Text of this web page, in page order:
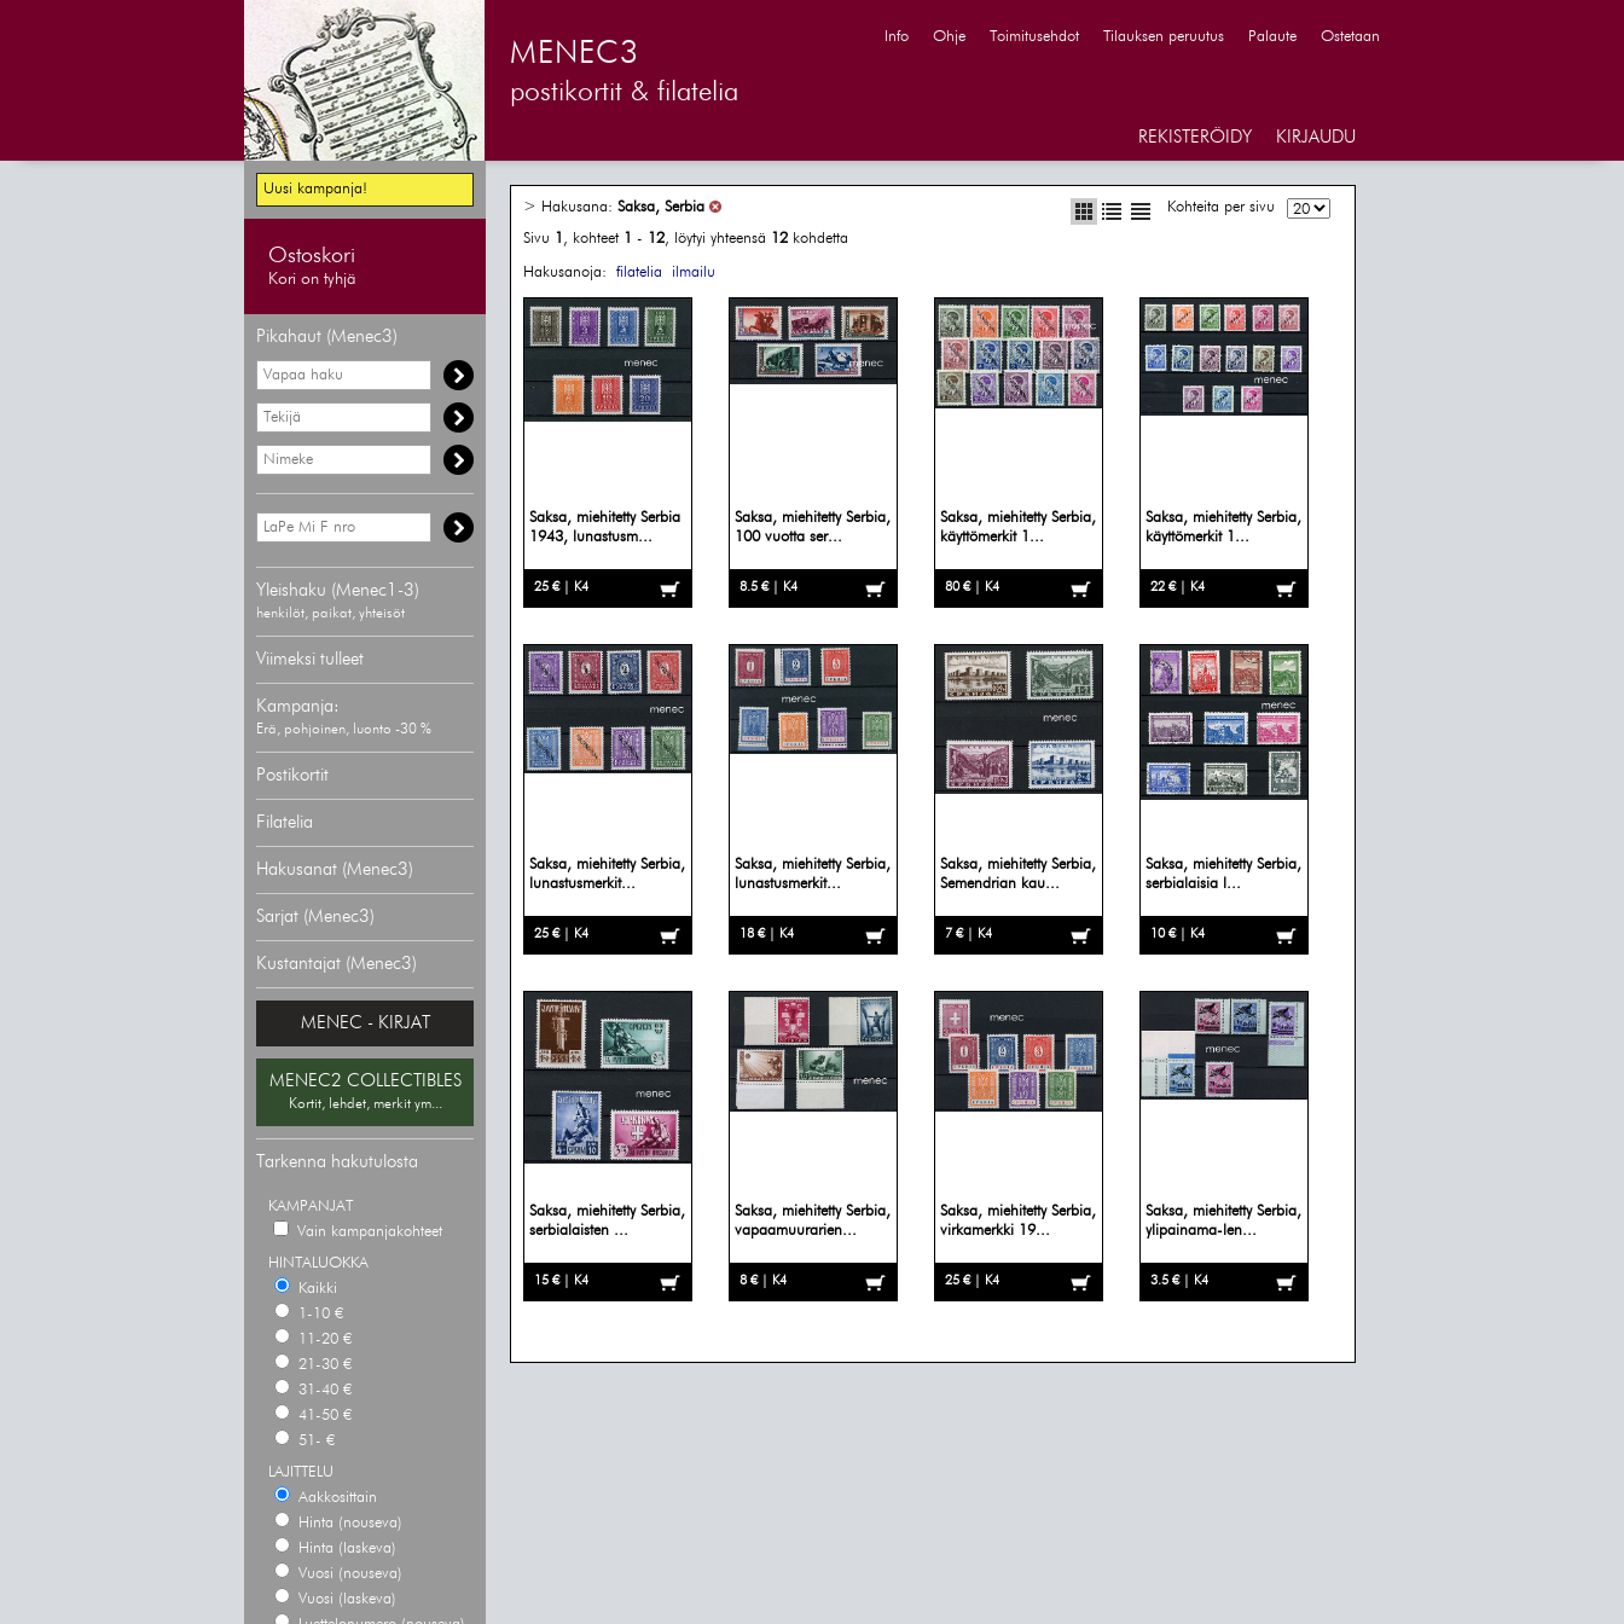
MENEC3
postikortit & filatelia
Info Ohje Toimitusehdot Tilauksen peruutus Palaute Ostetaan
REKISTERÖIDY KIRJAUDU
Uusi kampanja!
Ostoskori
Kori on tyhjä
Pikahaut (Menec3)
Yleishaku (Menec1-3)
henkilöt, paikat, yhteisöt
Viimeksi tulleet
Kampanja:
Erä, pohjoinen, luonto -30 %
Postikortit
Filatelia
Hakusanat (Menec3)
Sarjat (Menec3)
Kustantajat (Menec3)
MENEC - KIRJAT
MENEC2 COLLECTIBLES
Kortit, lehdet, merkit ym...
Tarkenna hakutulosta
KAMPANJAT
Vain kampanjakohteet
HINTALUOKKA
Kaikki
1-10 €
11-20 €
21-30 €
31-40 €
41-50 €
51- €
LAJITTELU
Aakkosittain
Hinta (nouseva)
Hinta (laskeva)
Vuosi (nouseva)
Vuosi (laskeva)
Kohteita per sivu
> Hakusana: Saksa, Serbia
Sivu 1 , kohteet 1 - 12, löytyi yhteensä 12 kohdetta
Hakusanoja: filatelia ilmailu
Saksa, miehitetty Serbia
1943, lunastusm...
25 € | K4
Saksa, miehitetty Serbia,
100 vuotta ser...
8.5 € | K4
Saksa, miehitetty Serbia,
käyttömerkit 1...
80 € | K4
Saksa, miehitetty Serbia,
käyttömerkit 1...
22 € | K4
Saksa, miehitetty Serbia,
lunastusmerkit...
25 € | K4
Saksa, miehitetty Serbia,
lunastusmerkit...
18 € | K4
Saksa, miehitetty Serbia,
Semendrian kau...
7 € | K4
Saksa, miehitetty Serbia,
serbialaisia l...
10 € | K4
Saksa, miehitetty Serbia,
serbialaisten ...
15 € | K4
Saksa, miehitetty Serbia,
vapaamuurarien...
8 € | K4
Saksa, miehitetty Serbia,
virkamerkki 19...
25 € | K4
Saksa, miehitetty Serbia,
ylipainama-len...
3.5 € | K4